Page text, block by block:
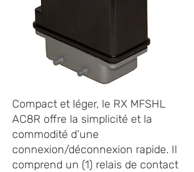
Compact et léger, le RX MFSHL
AC8R offre la simplicité et la
commodité d’une
connexion/déconnexion rapide. Il
comprend un (1) relais de contact